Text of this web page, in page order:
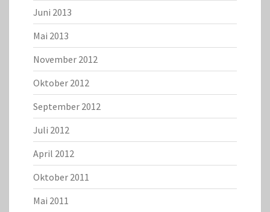
Juni 2013
Mai 2013
November 2012
Oktober 2012
September 2012
Juli 2012
April 2012
Oktober 2011
Mai 2011